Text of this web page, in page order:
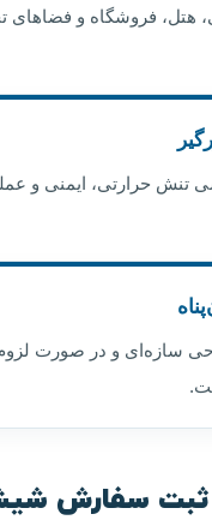
هتل، فروشگاه و فضاهای
تنش حرارتی، ایمنی و
سازه‌ای و در صورت لزوم
ثبت سفارش